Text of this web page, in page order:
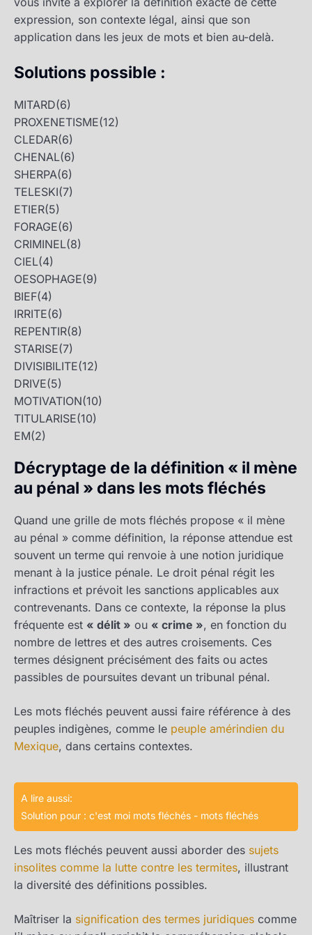
expression, son contexte légal, ainsi que son
application dans les jeux de mots et bien au-delà.
Solutions possible :
MITARD(6)
PROXENETISME(12)
CLEDAR(6)
CHENAL(6)
SHERPA(6)
TELESKI(7)
ETIER(5)
FORAGE(6)
CRIMINEL(8)
CIEL(4)
OESOPHAGE(9)
BIEF(4)
IRRITE(6)
REPENTIR(8)
STARISE(7)
DIVISIBILITE(12)
DRIVE(5)
MOTIVATION(10)
TITULARISE(10)
EM(2)
Décryptage de la définition « il mène
au pénal » dans les mots fléchés
Quand une grille de mots fléchés propose « il mène
au pénal » comme définition, la réponse attendue est
souvent un terme qui renvoie à une notion juridique
menant à la justice pénale. Le droit pénal régit les
infractions et prévoit les sanctions applicables aux
contrevenants. Dans ce contexte, la réponse la plus
fréquente est « délit » ou « crime », en fonction du
nombre de lettres et des autres croisements. Ces
termes désignent précisément des faits ou actes
passibles de poursuites devant un tribunal pénal.
Les mots fléchés peuvent aussi faire référence à des
peuples indigènes, comme le peuple amérindien du
Mexique, dans certains contextes.
A lire aussi:
Solution pour : c'est moi mots fléchés - mots fléchés
Les mots fléchés peuvent aussi aborder des sujets
insolites comme la lutte contre les termites, illustrant
la diversité des définitions possibles.
Maîtriser la signification des termes juridiques comme